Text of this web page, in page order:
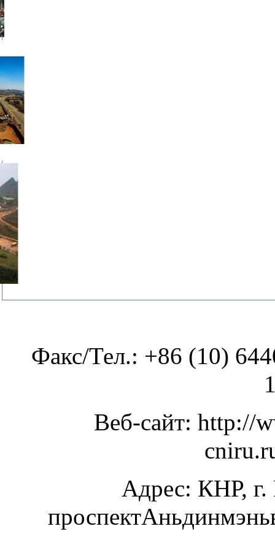
Факс/Тел.: +86 (10)
Веб-сайт:
Адрес: КНР,